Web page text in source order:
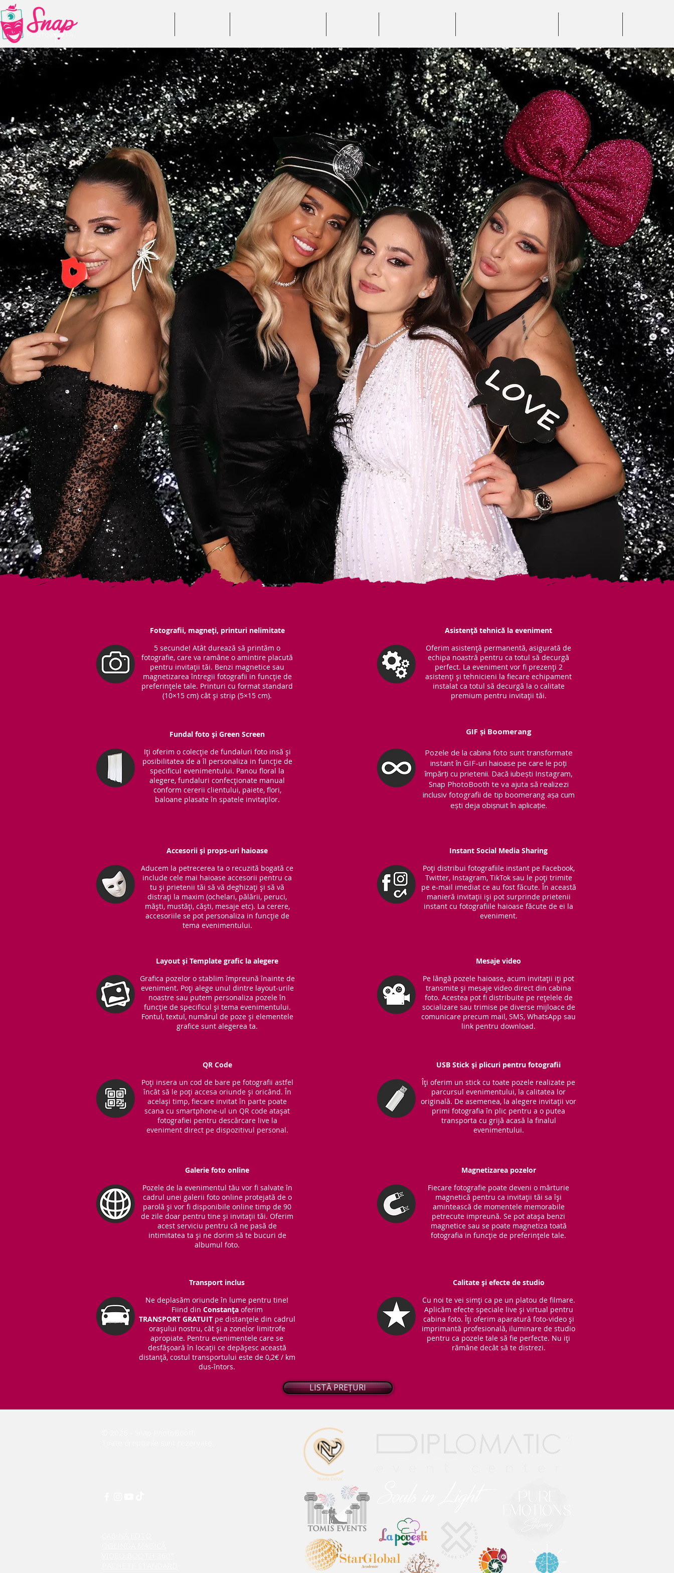
Fotografii, magneți, printuri nelimitate
5 secunde! Atât durează să printăm o
fotografie, care va ramâne o amintire placută
pentru invitații tăi. Benzi magnetice sau
magnetizarea întregii fotografii in funcție de
preferințele tale. Printuri cu format standard
(10×15 cm) cât și strip (5×15 cm).
Fundal foto și Green Screen
Iți oferim o colecție de fundaluri foto insă și
posibilitatea de a îl personaliza in funcție de
specificul evenimentului. Panou floral la
alegere, fundaluri confecționate manual
conform cererii clientului, paiete, flori,
baloane plasate în spatele invitaților.
Asistență tehnică la eveniment
Oferim asistență permanentă, asigurată de
echipa noastră pentru ca totul să decurgă
perfect. La eveniment vor fi prezenți 2
asistenți și tehnicieni la fiecare echipament
instalat ca totul să decurgă la o calitate
premium pentru invitații tăi.
GIF și Boomerang
Pozele de la cabina foto sunt transformate
instant în GIF-uri haioase pe care le poți
împărți cu prietenii. Dacă iubești Instagram,
Snap PhotoBooth te va ajuta să realizezi
inclusiv fotografii de tip boomerang așa cum
ești deja obișnuit în aplicație.
Accesorii și props-uri haioase
Aducem la petrecerea ta o recuzită bogată ce
include cele mai haioase accesorii pentru ca
tu și prietenii tăi să vă deghizați și să vă
distrați la maxim (ochelari, pălării, peruci,
măști, mustăți, căști, mesaje etc). La cerere,
accesoriile se pot personaliza in funcție de
tema evenimentului.
Layout și Template grafic la alegere
Grafica pozelor o stablim împreună înainte de
eveniment. Poți alege unul dintre layout-urile
noastre sau putem personaliza pozele în
funcție de specificul și tema evenimentului.
Fontul, textul, numărul de poze și elementele
grafice sunt alegerea ta.
QR Code
Poți insera un cod de bare pe fotografii astfel
încât să le poți accesa oriunde și oricând. În
același timp, fiecare invitat în parte poate
scana cu smartphone-ul un QR code atașat
fotografiei pentru descărcare live la
eveniment direct pe dispozitivul personal.
Galerie foto online
Pozele de la evenimentul tău vor fi salvate în
cadrul unei galerii foto online protejată de o
parolă și vor fi disponibile online timp de 90
de zile doar pentru tine și invitații tăi. Oferim
acest serviciu pentru că ne pasă de
intimitatea ta și ne dorim să te bucuri de
albumul foto.
Transport inclus
Ne deplasăm oriunde în lume pentru tine!
Fiind din Constanța oferim
TRANSPORT GRATUITpe distanțele din cadrul
orașului nostru, cât și a zonelor limitrofe
apropiate. Pentru evenimentele care se
desfășoară în locații ce depășesc această
distanță, costul transportului este de 0,2€ / km
dus-întors.
Instant Social Media Sharing
Poți distribui fotografiile instant pe Facebook,
Twitter, Instagram, TikTok sau le poți trimite
pe e-mail imediat ce au fost făcute. În această
manieră invitații iși pot surprinde prietenii
instant cu fotografiile haioase făcute de ei la
eveniment.
Mesaje video
Pe lângă pozele haioase, acum invitații iți pot
transmite și mesaje video direct din cabina
foto. Acestea pot fi distribuite pe rețelele de
socializare sau trimise pe diverse mijloace de
comunicare precum mail, SMS, WhatsApp sau
link pentru download.
USB Stick și plicuri pentru fotografii
Îți oferim un stick cu toate pozele realizate pe
parcursul evenimentului, la calitatea lor
originală. De asemenea, la alegere invitații vor
primi fotografia în plic pentru a o putea
transporta cu grijă acasă la finalul
evenimentului.
Magnetizarea pozelor
Fiecare fotografie poate deveni o mărturie
magnetică pentru ca invitații tăi sa își
amintească de momentele memorabile
petrecute impreună. Se pot atașa benzi
magnetice sau se poate magnetiza toată
fotografia in funcție de preferințele tale.
Calitate și efecte de studio
Cu noi te vei simți ca pe un platou de filmare.
Aplicăm efecte speciale live și virtual pentru
cabina foto. Îți oferim aparatură foto-video și
imprimantă profesională, iluminare de studio
pentru ca pozele tale să fie perfecte. Nu iți
rămâne decât să te distrezi.
LISTĂ PREȚURI